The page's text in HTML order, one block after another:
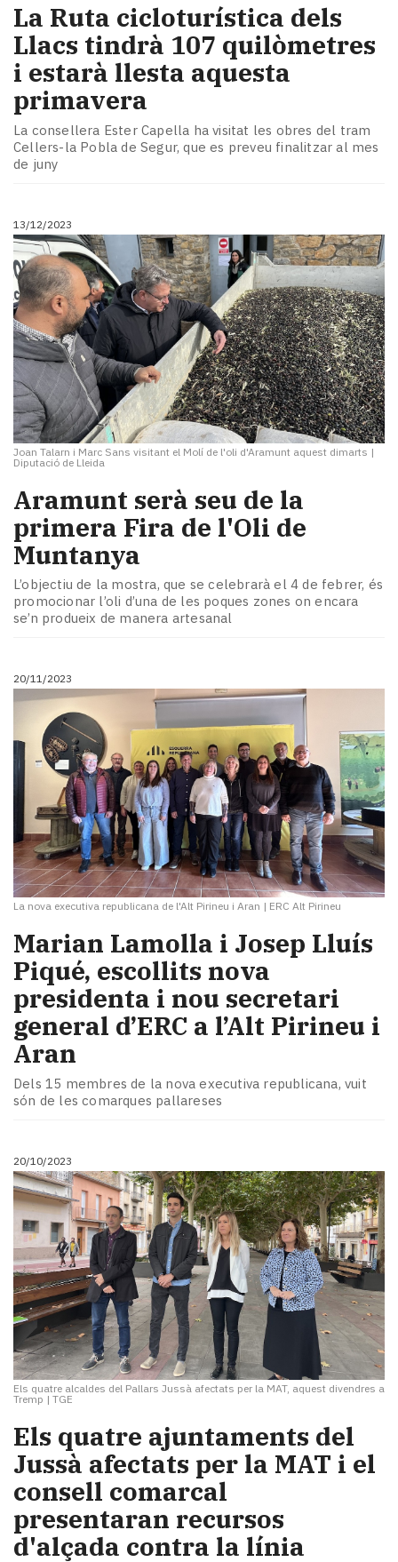
La Ruta cicloturística dels
Llacs tindrà 107 quilòmetres
i estarà llesta aquesta
primavera
La consellera Ester Capella ha visitat les obres del tram
Cellers-la Pobla de Segur, que es preveu finalitzar al mes
de juny
13/12/2023
Joan Talarn i Marc Sans visitant el Molí de l'oli d'Aramunt aquest dimarts |
Diputació de Lleida
Aramunt serà seu de la
primera Fira de l'Oli de
Muntanya
L’objectiu de la mostra, que se celebrarà el 4 de febrer, és
promocionar l’oli d’una de les poques zones on encara
se’n produeix de manera artesanal
20/11/2023
La nova executiva republicana de l'Alt Pirineu i Aran | ERC Alt Pirineu
Marian Lamolla i Josep Lluís
Piqué, escollits nova
presidenta i nou secretari
general d’ERC a l’Alt Pirineu i
Aran
Dels 15 membres de la nova executiva republicana, vuit
són de les comarques pallareses
20/10/2023
Els quatre alcaldes del Pallars Jussà afectats per la MAT, aquest divendres a
Tremp | TGE
Els quatre ajuntaments del
Jussà afectats per la MAT i el
consell comarcal
presentaran recursos
d'alçada contra la línia